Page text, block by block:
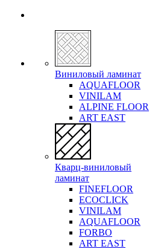
Виниловый ламинат
AQUAFLOOR
VINILAM
ALPINE FLOOR
ART EAST
Кварц-виниловый
ламинат
FINEFLOOR
ECOCLICK
VINILAM
AQUAFLOOR
FORBO
ART EAST